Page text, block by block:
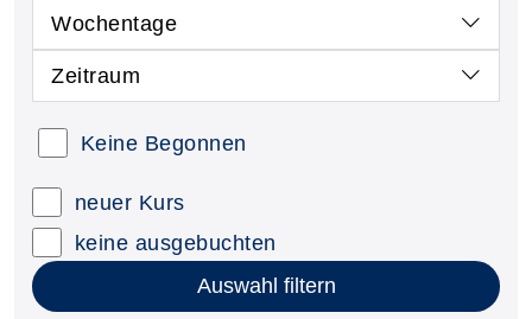
Wochentage
Zeitraum
Keine Begonnen
neuer Kurs
keine ausgebuchten
Auswahl filtern